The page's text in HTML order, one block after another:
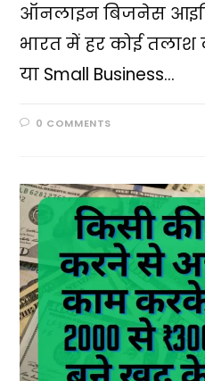
ऑनलाइन बिजनेस
भारत में हर कोई तलाश
या Small Business…
0 COMMENTS